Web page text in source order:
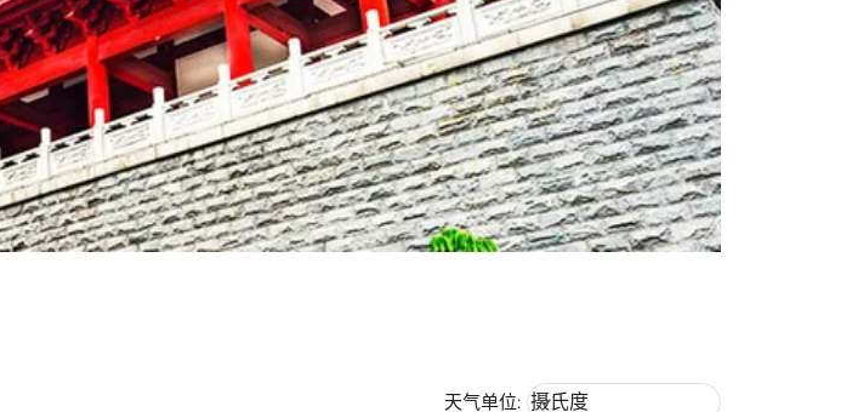
天气单位: Weather unit option 摄氏度
摄氏度
keyboard_arrow_down